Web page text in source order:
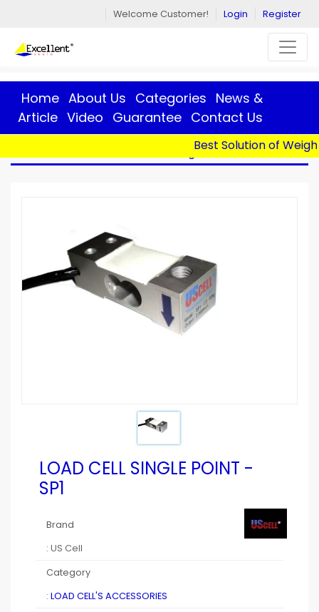
Welcome Customer! Login Register
Home About Us Categories News &
Article Video Guarantee Contact Us
Best Solution of
> Load Cell Single Point - SP1
LOAD CELL SINGLE POINT -
SP1
Brand
: US Cell
Category
: LOAD CELL'S ACCESSORIES